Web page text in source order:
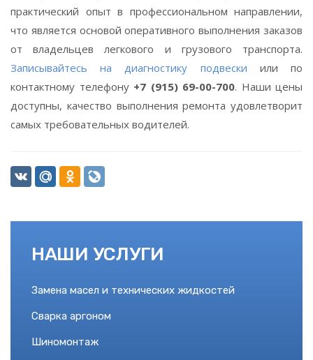
практический опыт в профессиональном направлении,
что является основой оперативного выполнения заказов
от владельцев легкового и грузового транспорта.
Записывайтесь на диагностику подвески или по
контактному телефону +7 (915) 69-00-700. Наши цены
доступны, качество выполнения ремонта удовлетворит
самых требовательных водителей.
НАШИ УСЛУГИ
Замена масел и технических жидкостей
Сварка аргоном
Шиномонтаж